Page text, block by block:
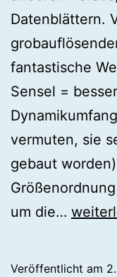
Datenblättern.
fantastische
Sensel =
vermuten, sie
gebaut
um die…
Veröffentlicht am